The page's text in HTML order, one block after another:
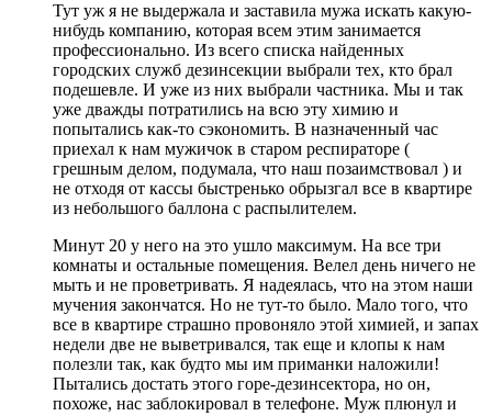
Тут уж я не выдержала и заставила мужа искать какую-
нибудь компанию, которая всем этим занимается
профессионально. Из всего списка найденных
городских служб дезинсекции выбрали тех, кто брал
подешевле. И уже из них выбрали частника. Мы и так
уже дважды потратились на всю эту химию и
попытались как-то сэкономить. В назначенный час
приехал к нам мужичок в старом респираторе (
грешным делом, подумала, что наш позаимствовал ) и
не отходя от кассы быстренько обрызгал все в квартире
из небольшого баллона с распылителем.
Минут 20 у него на это ушло максимум. На все три
комнаты и остальные помещения. Велел день ничего не
мыть и не проветривать. Я надеялась, что на этом наши
мучения закончатся. Но не тут-то было. Мало того, что
все в квартире страшно провоняло этой химией, и запах
недели две не выветривался, так еще и клопы к нам
полезли так, как будто мы им приманки наложили!
Пытались достать этого горе-дезинсектора, но он,
похоже, нас заблокировал в телефоне. Муж плюнул и